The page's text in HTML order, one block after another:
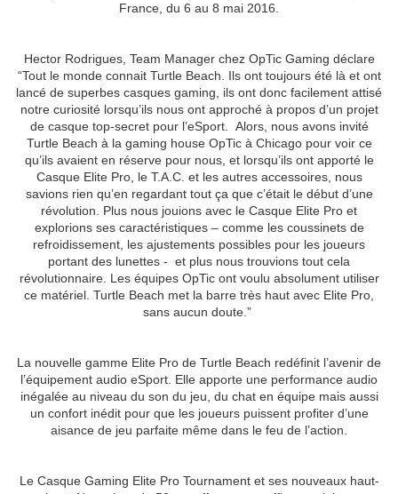
France, du 6 au 8 mai 2016.
Hector Rodrigues, Team Manager chez OpTic Gaming déclare
“Tout le monde connait Turtle Beach. Ils ont toujours été là et ont
lancé de superbes casques gaming, ils ont donc facilement attisé
notre curiosité lorsqu’ils nous ont approché à propos d’un projet
de casque top-secret pour l’eSport. Alors, nous avons invité
Turtle Beach à la gaming house OpTic à Chicago pour voir ce
qu’ils avaient en réserve pour nous, et lorsqu’ils ont apporté le
Casque Elite Pro, le T.A.C. et les autres accessoires, nous
savions rien qu’en regardant tout ça que c’était le début d’une
révolution. Plus nous jouions avec le Casque Elite Pro et
explorions ses caractéristiques – comme les coussinets de
refroidissement, les ajustements possibles pour les joueurs
portant des lunettes - et plus nous trouvions tout cela
révolutionnaire. Les équipes OpTic ont voulu absolument utiliser
ce matériel. Turtle Beach met la barre très haut avec Elite Pro,
sans aucun doute.”
La nouvelle gamme Elite Pro de Turtle Beach redéfinit l’avenir de
l’équipement audio eSport. Elle apporte une performance audio
inégalée au niveau du son du jeu, du chat en équipe mais aussi
un confort inédit pour que les joueurs puissent profiter d’une
aisance de jeu parfaite même dans le feu de l’action.
Le Casque Gaming Elite Pro Tournament et ses nouveaux haut-